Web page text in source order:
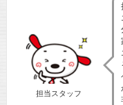
担当スタッフ